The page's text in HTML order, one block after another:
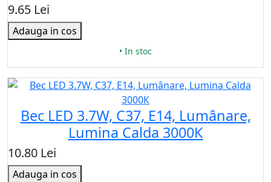
9.65 Lei
Adauga in cos
• In stoc
Bec LED 3.7W, C37, E14, Lumânare,
Lumina Calda 3000К
10.80 Lei
Adauga in cos